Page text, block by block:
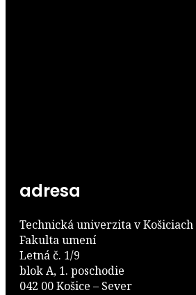
adresa
Technická univerzita v Košiciach
Fakulta umení
Letná č. 1/9
blok A, 1. poschodie
042 00 Košice – Sever